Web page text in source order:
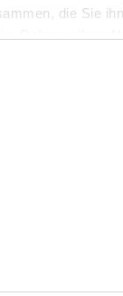
die Sie
bei Ihren